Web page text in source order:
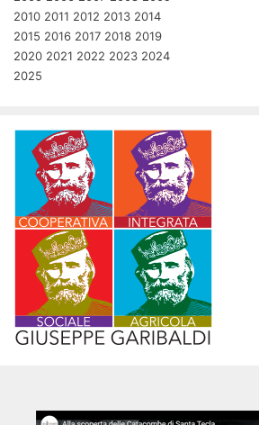
2010 2011 2012 2013 2014
2015 2016 2017 2018 2019
2020 2021 2022 2023 2024
2025